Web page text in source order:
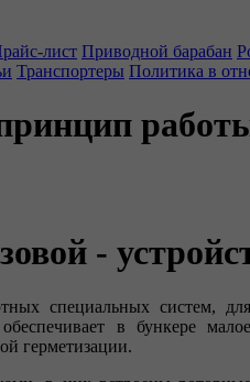
лист Приводной барабан
Транспортеры Политика в
-
специальных систем, для
в бункере малое
герметизации.